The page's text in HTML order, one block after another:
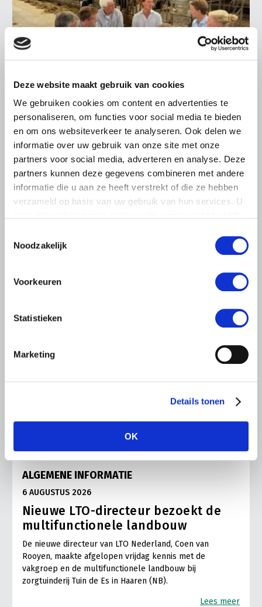
Deze website maakt gebruik van cookies
We gebruiken cookies om content en advertenties te
personaliseren, om functies voor social media te bieden
en om ons websiteverkeer te analyseren. Ook delen we
informatie over uw gebruik van onze site met onze
partners voor social media, adverteren en analyse. Deze
partners kunnen deze gegevens combineren met andere
informatie die u aan ze heeft verstrekt of die ze hebben
verzameld op basis van uw gebruik van hun services. U
Noodzakelijk
Voorkeuren
Statistieken
Marketing
Details tonen
OK
LTO LOBBY
6 AUGUSTUS 2026
Kamerlid Goudzwaard (JA21)
bezoekt melkveehouderij in
Súdwest-Fryslân
LTO Nederland ontving gisteren Tweede Kamerlid
Lees meer
ALGEMENE INFORMATIE
6 AUGUSTUS 2026
Nieuwe LTO-directeur bezoekt de
multifunctionele landbouw
De nieuwe directeur van LTO Nederland, Coen van
Rooyen, maakte afgelopen vrijdag kennis met de
vakgroep en de multifunctionele landbouw bij
zorgtuinderij Tuin de Es in Haaren (NB).
Lees meer